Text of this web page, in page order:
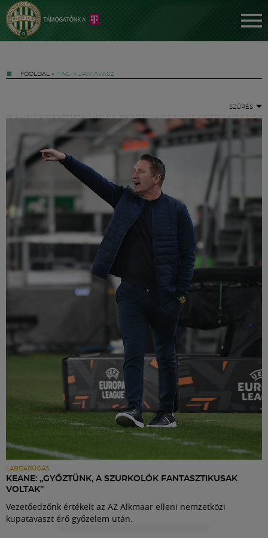
FŐOLDAL » TAG: KUPATAVASZ
SZŰRÉS
LABDARÚGÁS
KEANE: „GYŐZTÜNK, A SZURKOLÓK FANTASZTIKUSAK
VOLTAK”
Vezetőedzőnk értékelt az AZ Alkmaar elleni nemzetközi
kupatavaszt érő győzelem után.
Jegyek
FM YouTube +
Hírek
Labdarúgás
Meccscenter
Szolgáltatások
Shop